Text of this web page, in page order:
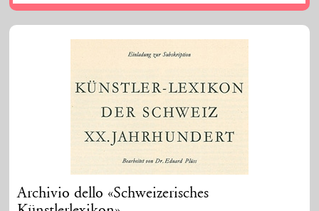
Archivio dello «Schweizerisches